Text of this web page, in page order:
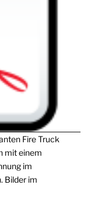
Fire Truck
mit einem
im
Bilder im